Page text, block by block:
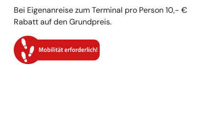
Bei Eigenanreise zum Terminal pro Person 10,- €
Rabatt auf den Grundpreis.